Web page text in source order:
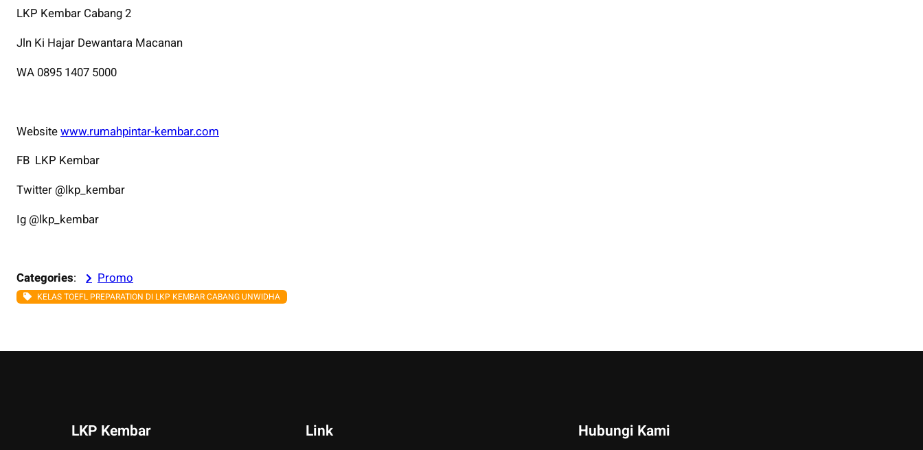
LKP Kembar Cabang 2
Jln Ki Hajar Dewantara Macanan
WA 0895 1407 5000
Websitewww.rumahpintar-kembar.com
FB LKP Kembar
Twitter @lkp_kembar
Ig @lkp_kembar
Categories: Promo
KELAS TOEFL PREPARATION DI LKP KEMBAR CABANG UNWIDHA
LKP Kembar Link Hubungi Kami